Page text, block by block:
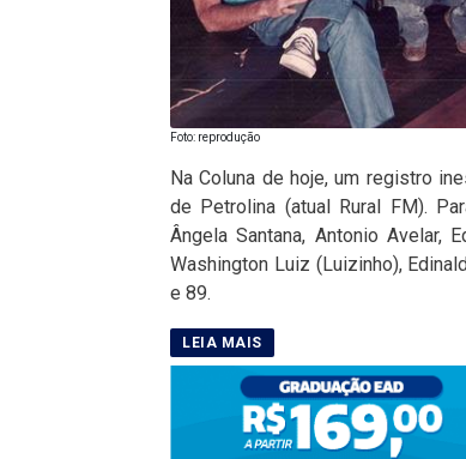
Foto: reprodução
Na Coluna de hoje, um registro
de Petrolina (atual Rural FM).
Ângela Santana, Antonio Avelar,
Washington Luiz (Luizinho),
e 89.